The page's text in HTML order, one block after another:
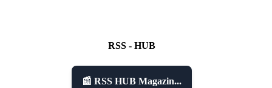
RSS - HUB
📰 RSS HUB Magazin...